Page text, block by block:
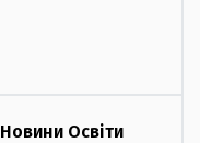
Новини Освіти